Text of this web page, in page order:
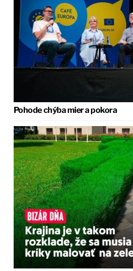
Pohode chýba mier a pokora